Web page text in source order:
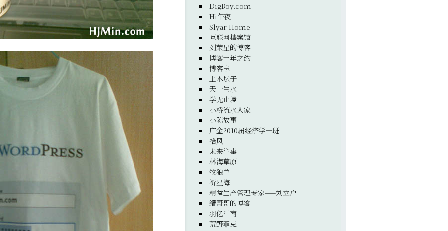
DigBoy.com
Hi午夜
Slyar Home
互联网档案馆
刘荣星的博客
博客十年之约
博客志
土木坛子
天一生水
学无止境
小桥流水人家
小陈故事
广金2010届经济学一班
拾风
未来往事
林海草原
牧狼羊
祈星海
精益生产管理专家——刘立户
缙哥哥的博客
羽亿江南
荒野菲克